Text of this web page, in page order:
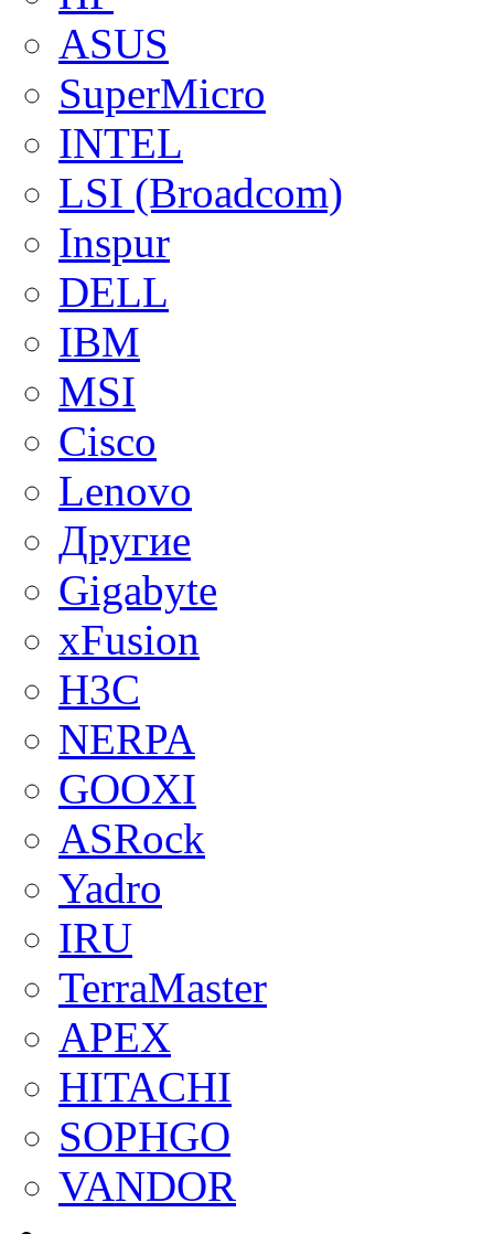
ASUS
SuperMicro
INTEL
LSI (Broadcom)
Inspur
DELL
IBM
MSI
Cisco
Lenovo
Другие
Gigabyte
xFusion
H3C
NERPA
GOOXI
ASRock
Yadro
IRU
TerraMaster
APEX
HITACHI
SOPHGO
VANDOR